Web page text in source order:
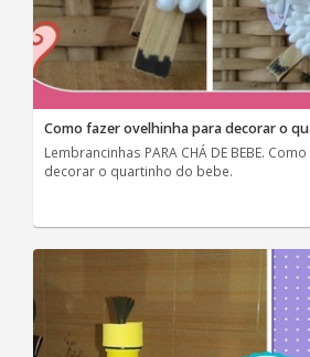
Como fazer ovelhinha para decorar o
Lembrancinhas PARA CHÁ DE BEBE.
decorar o quartinho do bebe.